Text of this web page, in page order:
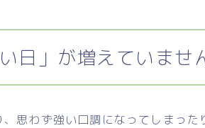
日」が増えていませ
思わず強い口調になってしまった